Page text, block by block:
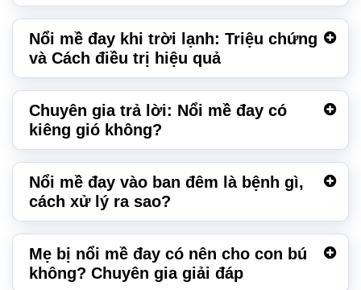
Nổi mề đay khi trời lạnh: Triệu chứng
và Cách điều trị hiệu quả
Chuyên gia trả lời: Nổi mề đay có
kiêng gió không?
Nổi mề đay vào ban đêm là bệnh gì,
cách xử lý ra sao?
Mẹ bị nổi mề đay có nên cho con bú
không? Chuyên gia giải đáp